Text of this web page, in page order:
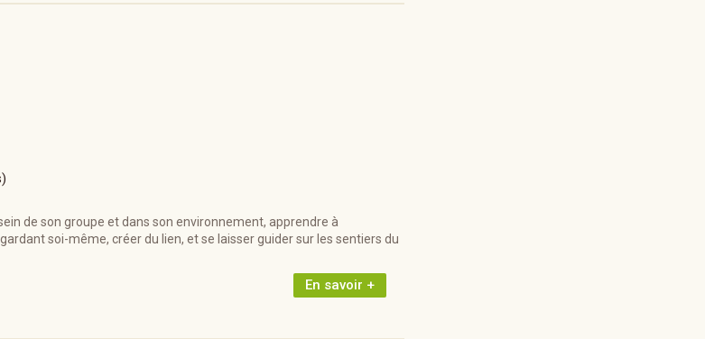
de son groupe et dans son environnement, apprendre à
soi-même, créer du lien, et se laisser guider sur les sentiers du
En savoir +